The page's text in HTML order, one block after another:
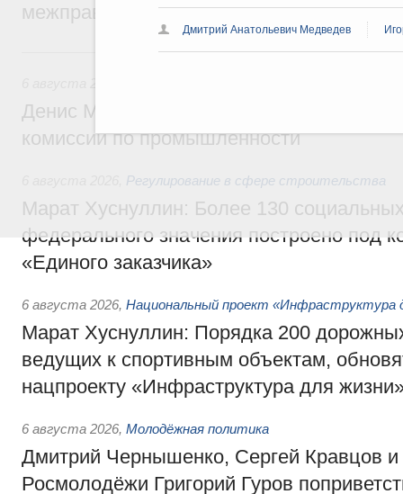
Дмитрий Анатольевич Медведев
межправительственного совета
6 августа, четверг
Денис Мантуров провёл заседание
комиссии по промышленности
Регулирование в сфере строительства
Марат Хуснуллин: Более 130
федерального значения построено под
«Единого заказчика»
6 августа 2026, Национальный проект «Инфраструктура
Марат Хуснуллин: Порядка 200
ведущих к спортивным объектам,
нацпроекту «Инфраструктура для
6 августа 2026, Молодёжная политика
Дмитрий Чернышенко, Сергей Кравцов и
Росмолодёжи Григорий Гуров